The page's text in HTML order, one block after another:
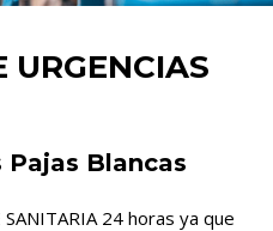
URGENCIAS
Blancas
24 horas ya que